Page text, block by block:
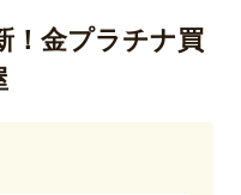
！金プラチナ買